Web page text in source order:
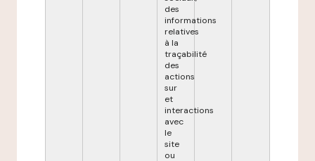
des
informations
relatives
à la
traçabilité
des
actions
sur
et
interactions
avec
le
site
ou